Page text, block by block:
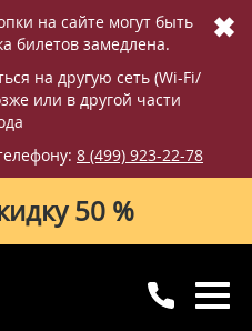
на сайте могут быть
билетов замедлена.
на другую сеть (Wi-Fi/
или в другой части
8 (499) 923-22-78
✖
50 %